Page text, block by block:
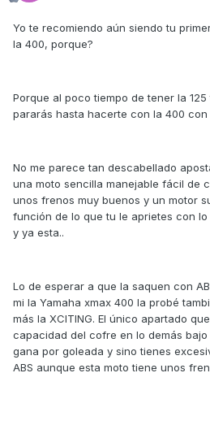
Yo te recomiendo aún siendo tu
la 400, porque?
Porque al poco tiempo de tener la
pararás hasta hacerte con la 400
No me parece tan descabellado
una moto sencilla manejable fácil de
unos frenos muy buenos y un motor
función de lo que tu le aprietes con
y ya esta..
Lo de esperar a que la saquen con
mi la Yamaha xmax 400 la probé
más la XCITING. El único apartado
capacidad del cofre en lo demás
gana por goleada y sino tienes
ABS aunque esta moto tiene unos